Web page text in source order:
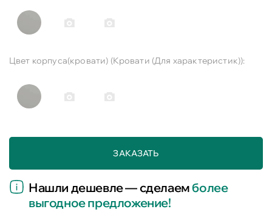
Цвет корпуса(кровати) (Кровати (Для характеристик)):
ЗАКАЗАТЬ
Нашли дешевле — сделаемболее
выгодное предложение!